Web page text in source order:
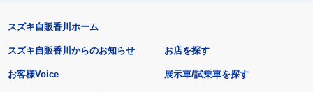
スズキ自販香川ホーム
スズキ自販香川からのお知らせ
お客様Voice
お店を探す
展示車/試乗車を探す